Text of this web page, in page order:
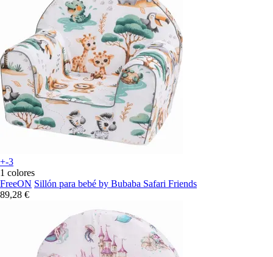
+-3
1 colores
FreeON Sillón para bebé by Bubaba Safari Friends
89,28 €